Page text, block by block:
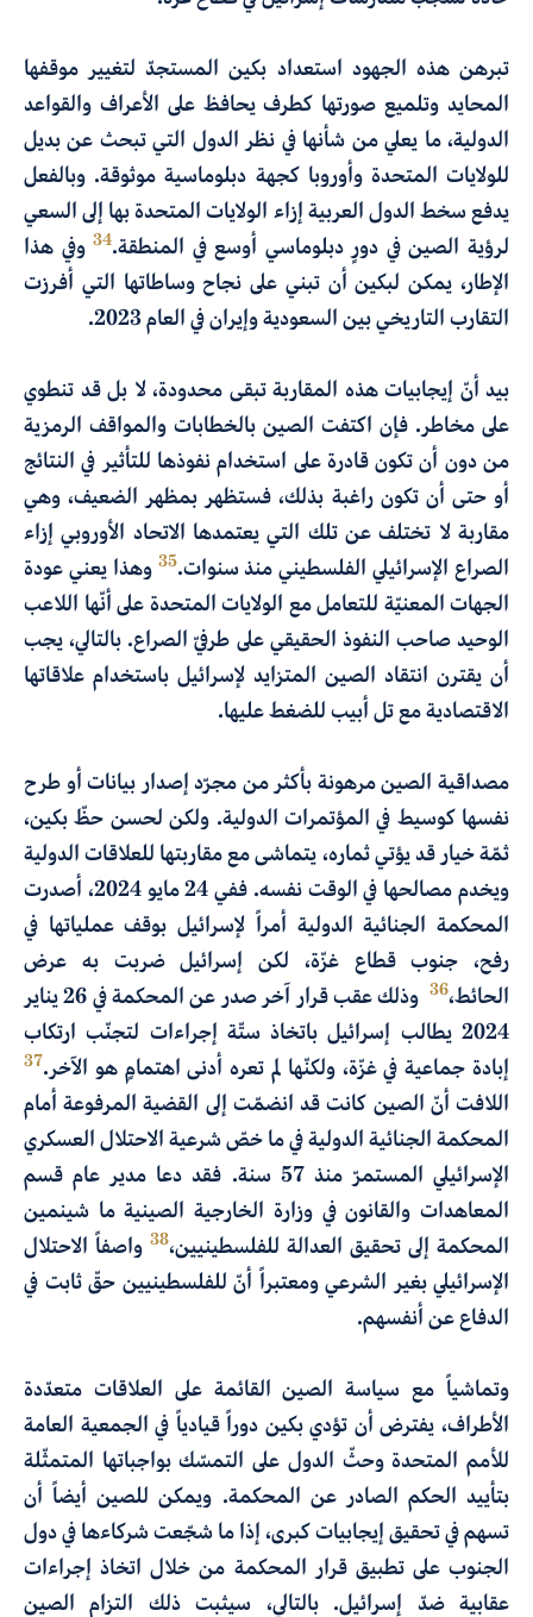
تبرهن هذه الجهود استعداد بكين المستجدّ لتغيير موقفها
المحايد وتلميع صورتها كطرف يحافظ على الأعراف والقواعد
الدولية، ما يعلي من شأنها في نظر الدول التي تبحث عن بديل
للولايات المتحدة وأوروبا كجهة دبلوماسية موثوقة. وبالفعل
يدفع سخط الدول العربية إزاء الولايات المتحدة بها إلى السعي
لرؤية الصين في دورٍ دبلوماسي أوسع في المنطقة.34وفي هذا
الإطار، يمكن لبكين أن تبني على نجاح وساطاتها التي أفرزت
التقارب التاريخي بين السعودية وإيران في العام 2023.
بيد أنّ إيجابيات هذه المقاربة تبقى محدودة، لا بل قد تنطوي
على مخاطر. فإن اكتفت الصين بالخطابات والمواقف الرمزية
من دون أن تكون قادرة على استخدام نفوذها للتأثير في النتائج
أو حتى أن تكون راغبة بذلك، فستظهر بمظهر الضعيف، وهي
مقاربة لا تختلف عن تلك التي يعتمدها الاتحاد الأوروبي إزاء
الصراع الإسرائيلي الفلسطيني منذ سنوات.35 وهذا يعني عودة
الجهات المعنيّة للتعامل مع الولايات المتحدة على أنّها اللاعب
الوحيد صاحب النفوذ الحقيقي على طرفيّ الصراع. بالتالي، يجب
أن يقترن انتقاد الصين المتزايد لإسرائيل باستخدام علاقاتها
الاقتصادية مع تل أبيب للضغط عليها.
مصداقية الصين مرهونة بأكثر من مجرّد إصدار بيانات أو طرح
نفسها كوسيط في المؤتمرات الدولية. ولكن لحسن حظّ بكين،
ثمّة خيار قد يؤتي ثماره، يتماشى مع مقاربتها للعلاقات الدولية
ويخدم مصالحها في الوقت نفسه. ففي 24 مايو 2024، أصدرت
المحكمة الجنائية الدولية أمراً لإسرائيل بوقف عملياتها في
رفح، جنوب قطاع غزّة، لكن إسرائيل ضربت به عرض
الحائط،36
وذلك عقب قرار آخر صدر عن المحكمة في 26 يناير
2024 يطالب إسرائيل باتخاذ ستّة إجراءات لتجنّب ارتكاب
إبادة جماعية في غزّة، ولكنّها لم تعره أدنى اهتمامٍ هو الآخر.37
اللافت أنّ الصين كانت قد انضمّت إلى القضية المرفوعة أمام
المحكمة الجنائية الدولية في ما خصّ شرعية الاحتلال العسكري
الإسرائيلي المستمرّ منذ 57 سنة. فقد دعا مدير عام قسم
المعاهدات والقانون في وزارة الخارجية الصينية ما شينمين
المحكمة إلى تحقيق العدالة للفلسطينيين،38 واصفاً الاحتلال
الإسرائيلي بغير الشرعي ومعتبراً أنّ للفلسطينيين حقّ ثابت في
الدفاع عن أنفسهم.
وتماشياً مع سياسة الصين القائمة على العلاقات متعدّدة
الأطراف، يفترض أن تؤدي بكين دوراً قيادياً في الجمعية العامة
للأمم المتحدة وحثّ الدول على التمسّك بواجباتها المتمثّلة
بتأييد الحكم الصادر عن المحكمة. ويمكن للصين أيضاً أن
تسهم في تحقيق إيجابيات كبرى، إذا ما شجّعت شركاءها في دول
الجنوب على تطبيق قرار المحكمة من خلال اتخاذ إجراءات
عقابية ضدّ إسرائيل. بالتالي، سيثبت ذلك التزام الصين